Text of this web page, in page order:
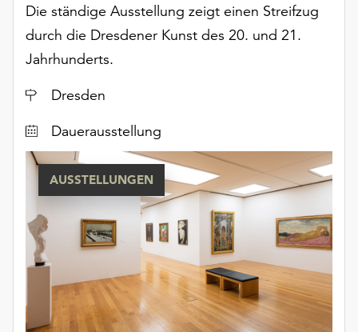
Die ständige Ausstellung zeigt einen Streifzug
durch die Dresdener Kunst des 20. und 21.
Jahrhunderts.
Ort
Dresden
Dauerausstellung
AUSSTELLUNGEN